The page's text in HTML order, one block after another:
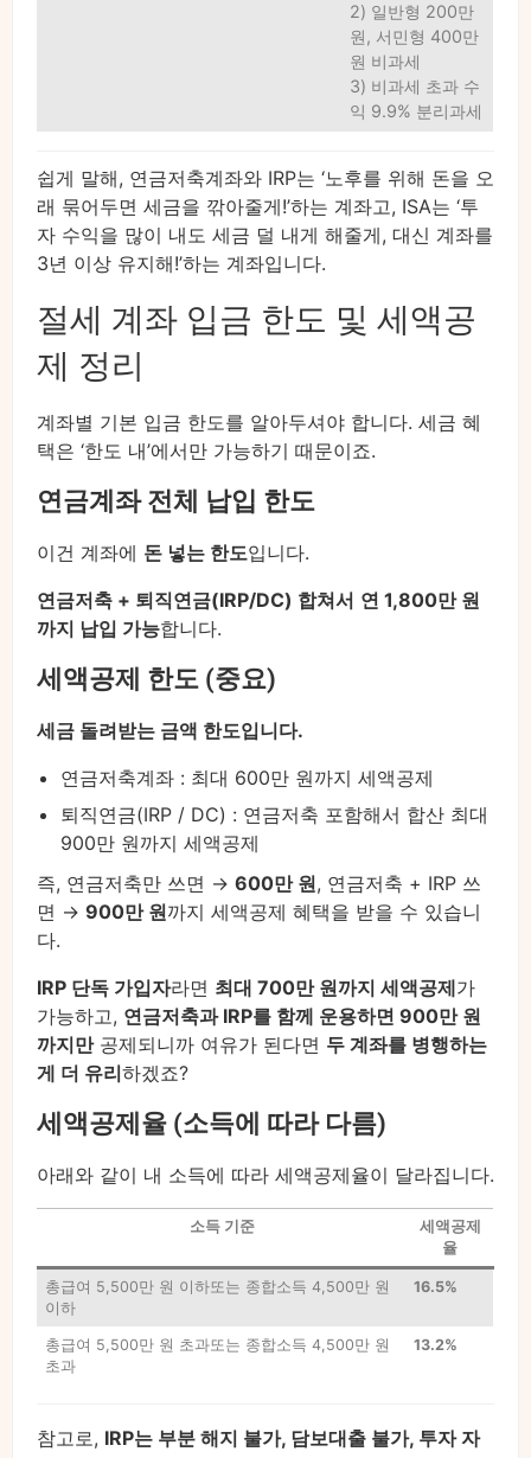
2) 일반형 200만
원, 서민형 400만
원 비과세
3) 비과세 초과 수
익 9.9% 분리과세
쉽게 말해, 연금저축계좌와 IRP는 ‘노후를 위해 돈을 오
래 묶어두면 세금을 깎아줄게!’하는 계좌고, ISA는 ‘투
자 수익을 많이 내도 세금 덜 내게 해줄게, 대신 계좌를
3년 이상 유지해!’하는 계좌입니다.
절세 계좌 입금 한도 및 세액공
제 정리
계좌별 기본 입금 한도를 알아두셔야 합니다. 세금 혜
택은 ‘한도 내’에서만 가능하기 때문이죠.
연금계좌 전체 납입 한도
이건 계좌에 돈 넣는 한도입니다.
연금저축 + 퇴직연금(IRP/DC) 합쳐서 연 1,800만 원
까지 납입 가능합니다.
세액공제 한도 (중요)
세금 돌려받는 금액 한도입니다.
연금저축계좌 : 최대 600만 원까지 세액공제
퇴직연금(IRP / DC) : 연금저축 포함해서 합산 최대
900만 원까지 세액공제
즉, 연금저축만 쓰면 → 600만 원, 연금저축 + IRP 쓰
면 → 900만 원까지 세액공제 혜택을 받을 수 있습니
다.
IRP 단독 가입자라면 최대 700만 원까지 세액공제가
가능하고, 연금저축과 IRP를 함께 운용하면 900만 원
까지만공제되니까 여유가 된다면 두 계좌를 병행하는
게 더 유리하겠죠?
세액공제율 (소득에 따라 다름)
아래와 같이 내 소득에 따라 세액공제율이 달라집니다.
소득 기준
세액공제
율
총급여 5,500만 원 이하또는 종합소득 4,500만 원
이하
16.5%
총급여 5,500만 원 초과또는 종합소득 4,500만 원
초과
13.2%
참고로, IRP는 부분 해지 불가, 담보대출 불가, 투자 자